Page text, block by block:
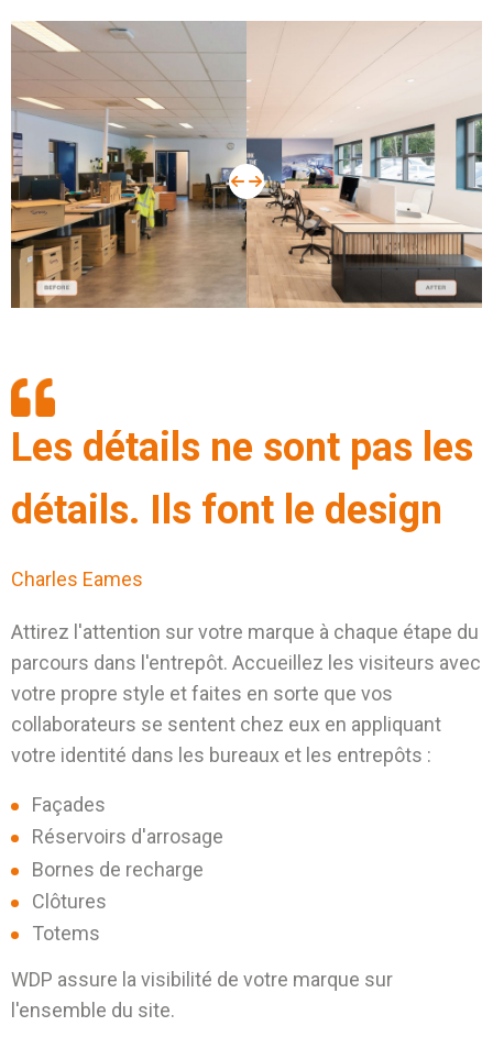
before
Les détails ne sont pas les
détails. Ils font le design
Charles Eames
Attirez l'attention sur votre marque à chaque étape du
parcours dans l'entrepôt. Accueillez les visiteurs avec
votre propre style et faites en sorte que vos
collaborateurs se sentent chez eux en appliquant
votre identité dans les bureaux et les entrepôts :
Façades
Réservoirs d'arrosage
Bornes de recharge
Clôtures
Totems
WDP assure la visibilité de votre marque sur
l'ensemble du site.